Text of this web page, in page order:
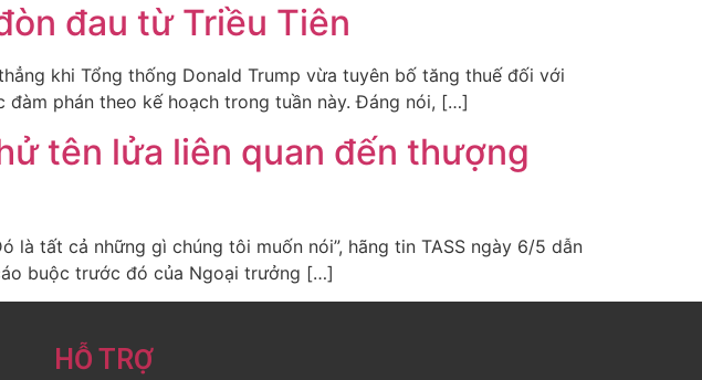
đau từ Triều Tiên
khi Tổng thống Donald Trump vừa tuyên bố tăng thuế đối với
đàm phán theo kế hoạch trong tuần này. Đáng nói, […]
tên lửa liên quan đến thượng
tất cả những gì chúng tôi muốn nói”, hãng tin TASS ngày 6/5 dẫn
buộc trước đó của Ngoại trưởng […]
HỖ TRỢ